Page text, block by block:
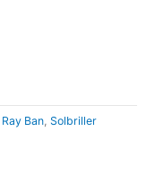
Ray Ban Solbriller